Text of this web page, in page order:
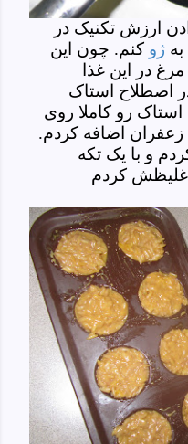
ارزش تکنیک در
ژو کنم. چون این
در این غذا
اصطلاح استاک
رو کاملا روی
اضافه کردم.
و با یک تکه
کردم